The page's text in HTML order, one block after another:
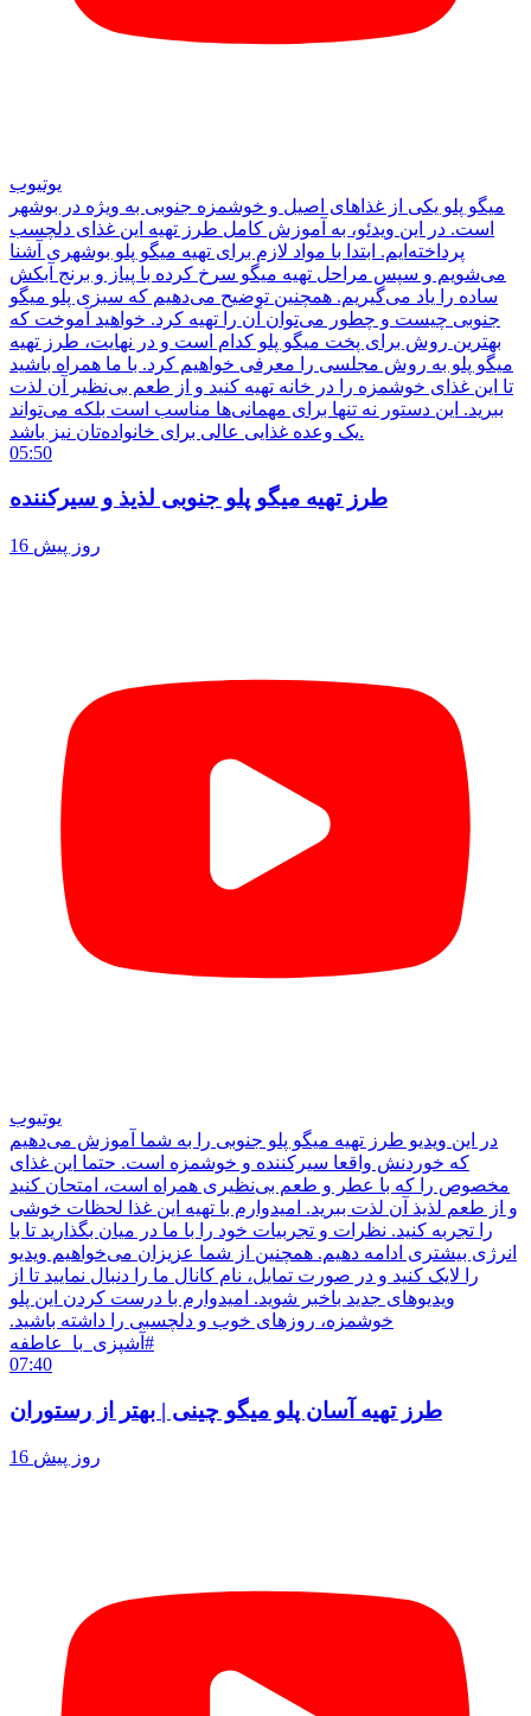
یوتیوب
میگو پلو یکی از غذاهای اصیل و خوشمزه جنوبی به ویژه در بوشهر
است. در این ویدئو، به آموزش کامل طرز تهیه این غذای دلچسب
پرداخته‌ایم. ابتدا با مواد لازم برای تهیه میگو پلو بوشهری آشنا
می‌شویم و سپس مراحل تهیه میگو سرخ کرده با پیاز و برنج آبکش
ساده را یاد می‌گیریم. همچنین توضیح می‌دهیم که سبزی پلو میگو
جنوبی چیست و چطور می‌توان آن را تهیه کرد. خواهید آموخت که
بهترین روش برای پخت میگو پلو کدام است و در نهایت، طرز تهیه
میگو پلو به روش مجلسی را معرفی خواهیم کرد. با ما همراه باشید
تا این غذای خوشمزه را در خانه تهیه کنید و از طعم بی‌نظیر آن لذت
ببرید. این دستور نه تنها برای مهمانی‌ها مناسب است بلکه می‌تواند
یک وعده غذایی عالی برای خانواده‌تان نیز باشد.
05:50
طرز تهیه میگو پلو جنوبی لذیذ و سیرکننده
16 روز پیش
یوتیوب
در این ویدیو طرز تهیه میگو پلو جنوبی را به شما آموزش می‌دهیم
که خوردنش واقعا سیرکننده و خوشمزه است. حتما این غذای
مخصوص را که با عطر و طعم بی‌نظیری همراه است، امتحان کنید
و از طعم لذیذ آن لذت ببرید. امیدوارم با تهیه این غذا لحظات خوشی
را تجربه کنید. نظرات و تجربیات خود را با ما در میان بگذارید تا با
انرژی بیشتری ادامه دهیم. همچنین از شما عزیزان می‌خواهیم ویدیو
را لایک کنید و در صورت تمایل، نام کانال ما را دنبال نمایید تا از
ویدیوهای جدید باخبر شوید. امیدوارم با درست کردن این پلو
خوشمزه، روزهای خوب و دلچسبی را داشته باشید.
#آشپزی_با_عاطفه
07:40
طرز تهیه آسان پلو میگو چینی | بهتر از رستوران
16 روز پیش